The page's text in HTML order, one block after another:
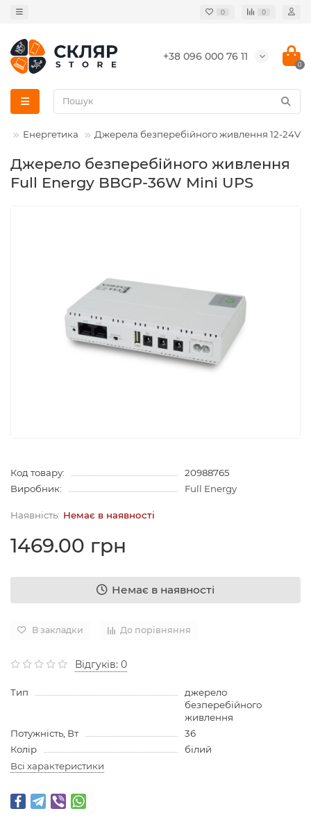
0 0
+38 096 000 76 11
0
Енергетика Джерела безперебійного живлення 12-24V
Джерело безперебійного живлення
Full Energy BBGP-36W Mini UPS
Код товару:
20988765
Виробник:
Full Energy
Немає в наявності
1469.00 грн
Немає в наявності
В закладки До порівняння
Відгуків: 0
Тип
джерело
безперебійного
живлення
Потужність, Вт
36
Колір
білий
Всі характеристики